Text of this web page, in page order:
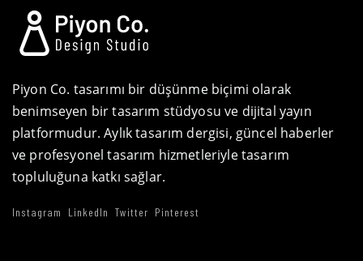
Piyon Co. tasarımı bir düşünme biçimi olarak
benimseyen bir tasarım stüdyosu ve dijital yayın
platformudur. Aylık tasarım dergisi, güncel haberler
ve profesyonel tasarım hizmetleriyle tasarım
topluluğuna katkı sağlar.
Instagram LinkedIn Twitter Pinterest